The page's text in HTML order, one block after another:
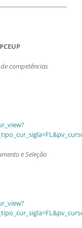
competências
e Seleção